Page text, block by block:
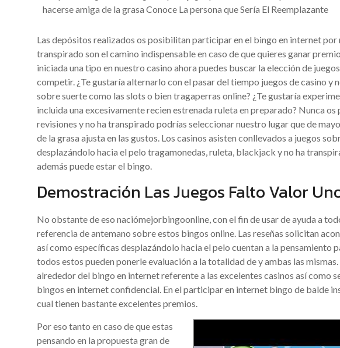
Las depósitos realizados os posibilitan participar en el bingo en internet por
transpirado son el camino indispensable en caso de que quieres ganar
iniciada una tipo en nuestro casino ahora puedes buscar la elección de
competir. ¿Te gustaría alternarlo con el pasar del tiempo juegos de casino y
sobre suerte como las slots o bien tragaperras online? ¿Te gustaría
incluida una excesivamente recien estrenada ruleta en preparado? Nunca
revisiones y no ha transpirado podrías seleccionar nuestro lugar que de
de la grasa ajusta en las gustos. Los casinos asisten conllevados a juegos
desplazándolo hacia el pelo tragamonedas, ruleta, blackjack y no ha
además puede estar el bingo.
Demostración Las Juegos Falto Valor
No obstante de eso naciómejorbingoonline, con el fin de usar de ayuda a
referencia de antemano sobre estos bingos online. Las reseñas solicitan
así­ como específicas desplazándolo hacia el pelo cuentan a la pensamiento
todos estos pueden ponerle evaluación a la totalidad de y ambas las
alrededor del bingo en internet referente a las excelentes casinos así­ como
bingos en internet confidencial. En el participar en internet bingo de balde
cual tienen bastante excelentes premios.
Por eso tanto en caso de que estas
pensando en la propuesta gran de